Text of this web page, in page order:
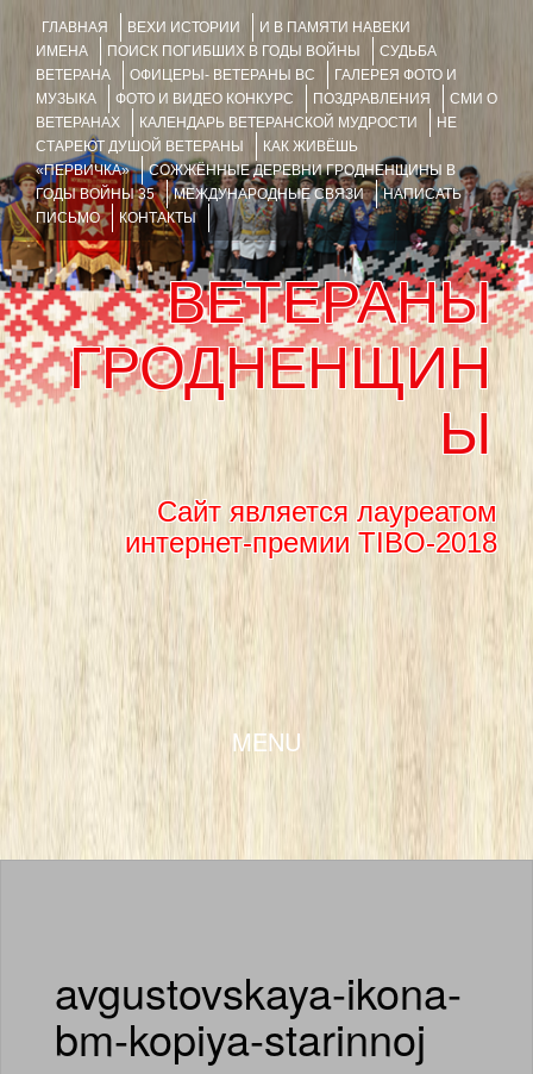
ГЛАВНАЯ ВЕХИ ИСТОРИИ
И В ПАМЯТИ НАВЕКИ
ИМЕНА
ПОИСК ПОГИБШИХ В ГОДЫ ВОЙНЫ
СУДЬБА
ВЕТЕРАНА
ОФИЦЕРЫ- ВЕТЕРАНЫ ВС
ГАЛЕРЕЯ ФОТО И
МУЗЫКА
ФОТО И ВИДЕО КОНКУРС ПОЗДРАВЛЕНИЯ
СМИ О
ВЕТЕРАНАХ
КАЛЕНДАРЬ ВЕТЕРАНСКОЙ МУДРОСТИ
НЕ
СТАРЕЮТ ДУШОЙ ВЕТЕРАНЫ
КАК ЖИВЁШЬ
«ПЕРВИЧКА»
СОЖЖЁННЫЕ ДЕРЕВНИ ГРОДНЕНЩИНЫ В
ГОДЫ ВОЙНЫ 35
МЕЖДУНАРОДНЫЕ СВЯЗИ
НАПИСАТЬ
ПИСЬМО
КОНТАКТЫ
ВЕТЕРАНЫ
ГРОДНЕНЩИН
Ы
Сайт является лауреатом
интернет-премии TIBO-2018
MENU
SKIP TO CONTENT
avgustovskaya-ikona-
bm-kopiya-starinnoj